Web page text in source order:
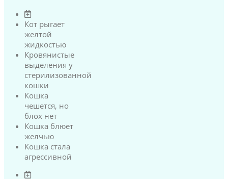
Кот рыгает
желтой
жидкостью
Кровянистые
выделения у
стерилизованной
кошки
Кошка
чешется, но
блох нет
Кошка блюет
желчью
Кошка стала
агрессивной